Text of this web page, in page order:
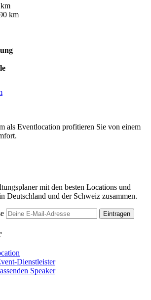
km
als Eventlocation profitieren Sie von einem
mit den besten Locations und
Deutschland und der Schweiz zusammen.
Eintragen
Dienstleister
Speaker